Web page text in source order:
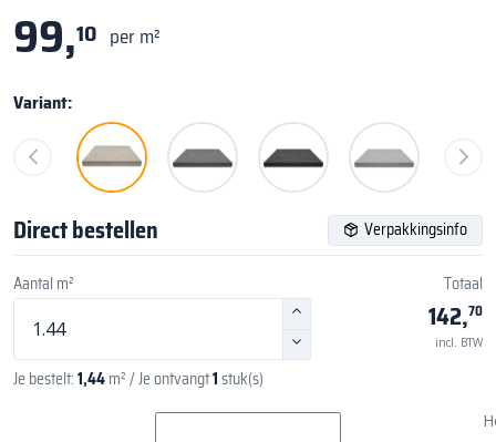
99,10 per m²
Variant:
Direct bestellen Verpakkingsinfo
Aantal m²
Je bestelt:1,44m²/ Je ontvangt1stuk(s)
Totaal
142,70
incl. BTW